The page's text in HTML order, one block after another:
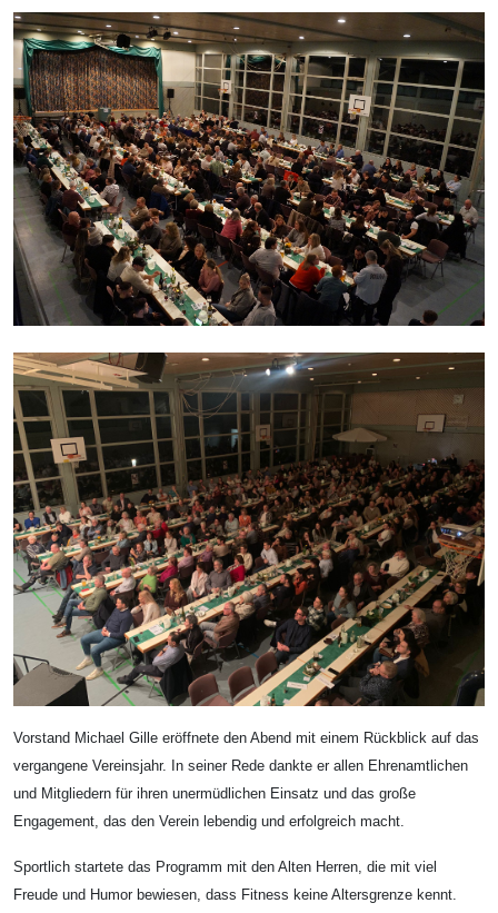
Vorstand Michael Gille eröffnete den Abend mit einem Rückblick auf das
vergangene Vereinsjahr. In seiner Rede dankte er allen Ehrenamtlichen
und Mitgliedern für ihren unermüdlichen Einsatz und das große
Engagement, das den Verein lebendig und erfolgreich macht.
Sportlich startete das Programm mit den Alten Herren, die mit viel
Freude und Humor bewiesen, dass Fitness keine Altersgrenze kennt.